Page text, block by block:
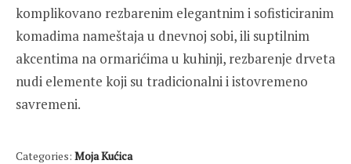
komplikovano rezbarenim elegantnim i sofisticiranim
komadima nameštaja u dnevnoj sobi, ili suptilnim
akcentima na ormarićima u kuhinji, rezbarenje drveta
nudi elemente koji su tradicionalni i istovremeno
savremeni.
Categories: Moja Kućica